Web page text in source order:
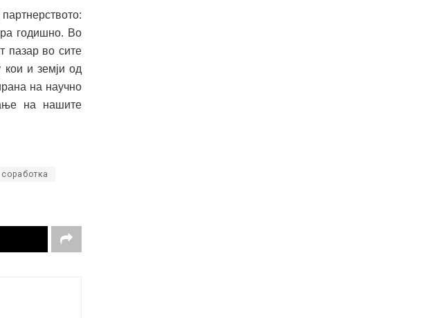
годишно. Во
пазар во сите
кои и земји од
на научно
на нашите
соработка